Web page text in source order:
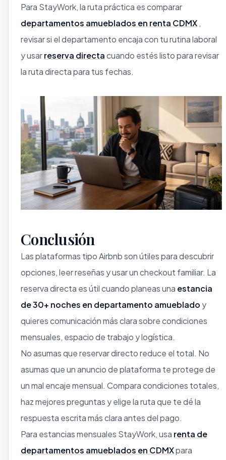
Para StayWork, la ruta práctica es comparar
departamentos amueblados en renta CDMX,
revisar si el departamento encaja con tu rutina laboral
y usarreserva directacuando estés listo para revisar
la ruta directa para tus fechas.
Conclusión
Las plataformas tipo Airbnb son útiles para descubrir
opciones, leer reseñas y usar un checkout familiar. La
reserva directa es útil cuando planeas una estancia
de 30+ noches en departamento amueblado y
quieres comunicación más clara sobre condiciones
mensuales, espacio de trabajo y logística.
No asumas que reservar directo reduce el total. No
asumas que un anuncio de plataforma te protege de
un mal encaje mensual. Compara condiciones totales,
haz mejores preguntas y elige la ruta que te dé la
respuesta escrita más clara antes del pago.
Para estancias mensuales StayWork, usa renta de
departamentos amueblados en CDMXpara